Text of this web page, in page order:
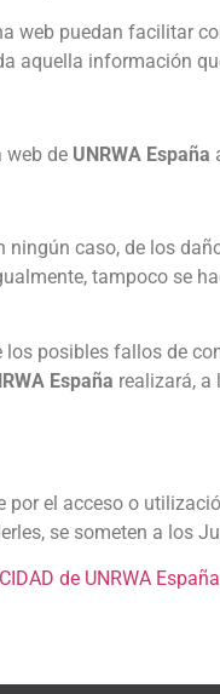
web puedan facilitar
aquella información
web de UNRWA España
ningún caso, de los
tampoco se
los posibles fallos de
España realizará, a
el acceso o
se someten a los
de UNRWA España